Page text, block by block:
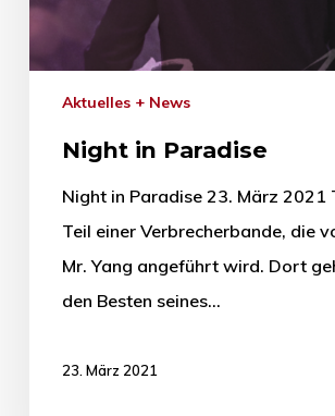
Aktuelles + News
Night in Paradise
Night in Paradise 23. März 2021
Teil einer Verbrecherbande, die
Mr. Yang angeführt wird. Dort
den Besten seines…
23. März 2021